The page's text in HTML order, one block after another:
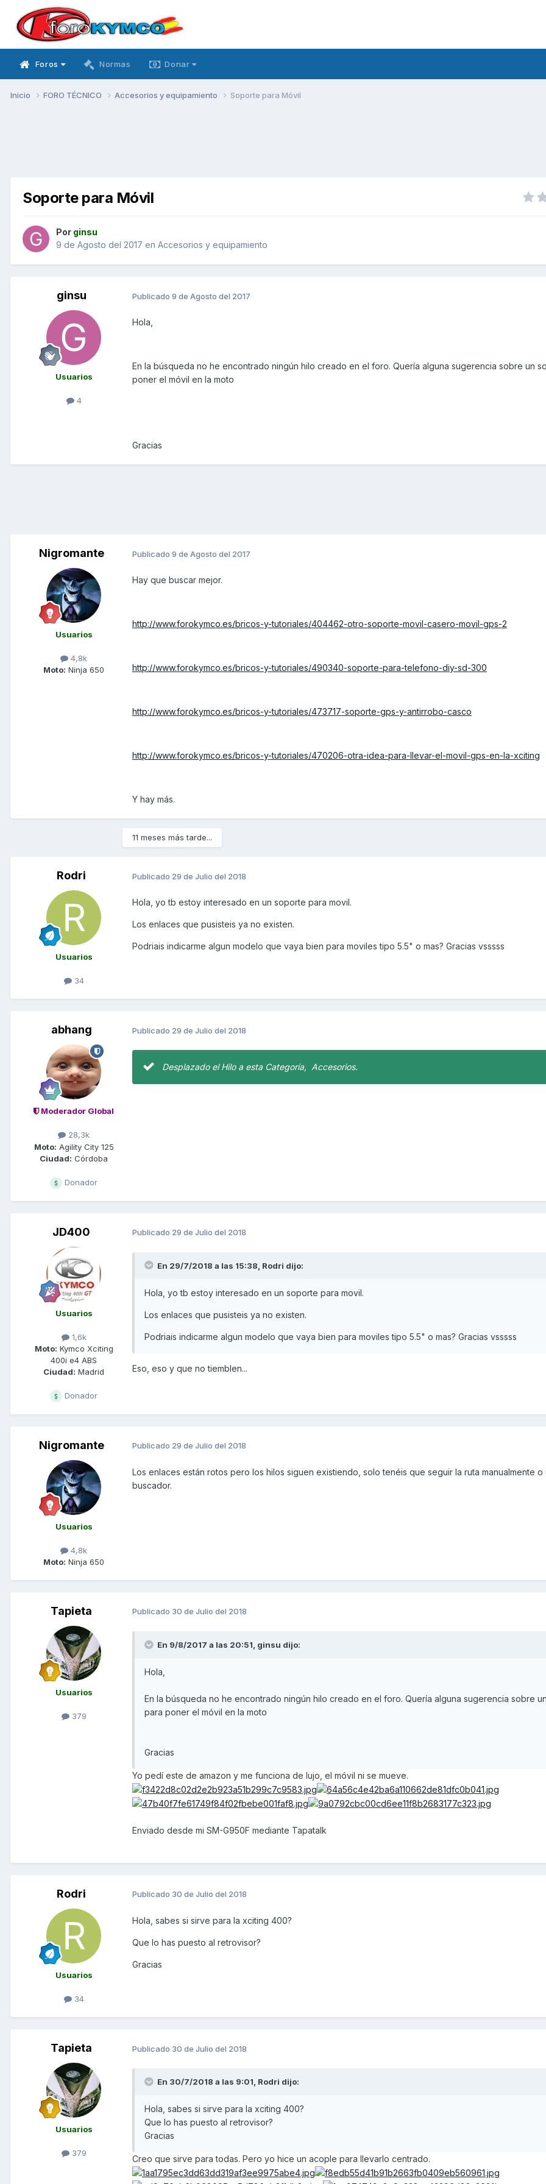
Foros Normas Donar
Inicio FORO TÉCNICO Accesorios y equipamiento Soporte para Móvil
Soporte para Móvil
Por ginsu
9 de Agosto del 2017 en Accesorios y equipamiento
ginsu
Usuarios
4
Publicado 9 de Agosto del 2017
Hola,
En la búsqueda no he encontrado ningún hilo creado en el foro. Quería alguna sugerencia sobre un
poner el móvil en la moto
Gracias
Nigromante
Usuarios
4,8k
Moto: Ninja 650
Publicado 9 de Agosto del 2017
Hay que buscar mejor.
http://www.forokymco.es/bricos-y-tutoriales/404462-otro-soporte-movil-casero-movil-gps-2
http://www.forokymco.es/bricos-y-tutoriales/490340-soporte-para-telefono-diy-sd-300
http://www.forokymco.es/bricos-y-tutoriales/473717-soporte-gps-y-antirrobo-casco
http://www.forokymco.es/bricos-y-tutoriales/470206-otra-idea-para-llevar-el-movil-gps-en-la-xciting
Y hay más.
11 meses más tarde...
Rodri
Usuarios
34
Publicado 29 de Julio del 2018
Hola, yo tb estoy interesado en un soporte para movil.
Los enlaces que pusisteis ya no existen.
Podriais indicarme algun modelo que vaya bien para moviles tipo 5.5" o mas? Gracias vsssss
abhang
Moderador Global
28,3k
Moto: Agility City 125
Ciudad: Córdoba
Donador
Publicado 29 de Julio del 2018
Desplazado el Hilo a esta Categoría, Accesorios.
JD400
Usuarios
1,6k
Moto: Kymco Xciting
400i e4 ABS
Ciudad: Madrid
Donador
Publicado 29 de Julio del 2018
En 29/7/2018 a las 15:38, Rodri dijo:
Hola, yo tb estoy interesado en un soporte para movil.
Los enlaces que pusisteis ya no existen.
Podriais indicarme algun modelo que vaya bien para moviles tipo 5.5" o mas? Gracias vsssss
Eso, eso y que no tiemblen...
Nigromante
Usuarios
4,8k
Moto: Ninja 650
Publicado 29 de Julio del 2018
Los enlaces están rotos pero los hilos siguen existiendo, solo tenéis que seguir la ruta manualmente o
buscador.
Tapieta
Usuarios
379
Publicado 30 de Julio del 2018
En 9/8/2017 a las 20:51, ginsu dijo:
Hola,
En la búsqueda no he encontrado ningún hilo creado en el foro. Quería alguna sugerencia sobre
para poner el móvil en la moto
Gracias
Yo pedí este de amazon y me funciona de lujo, el móvil ni se mueve.
Enviado desde mi SM-G950F mediante Tapatalk
Rodri
Usuarios
34
Publicado 30 de Julio del 2018
Hola, sabes si sirve para la xciting 400?
Que lo has puesto al retrovisor?
Gracias
Tapieta
Usuarios
379
Publicado 30 de Julio del 2018
En 30/7/2018 a las 9:01, Rodri dijo:
Hola, sabes si sirve para la xciting 400?
Que lo has puesto al retrovisor?
Gracias
Creo que sirve para todas. Pero yo hice un acople para llevarlo centrado.